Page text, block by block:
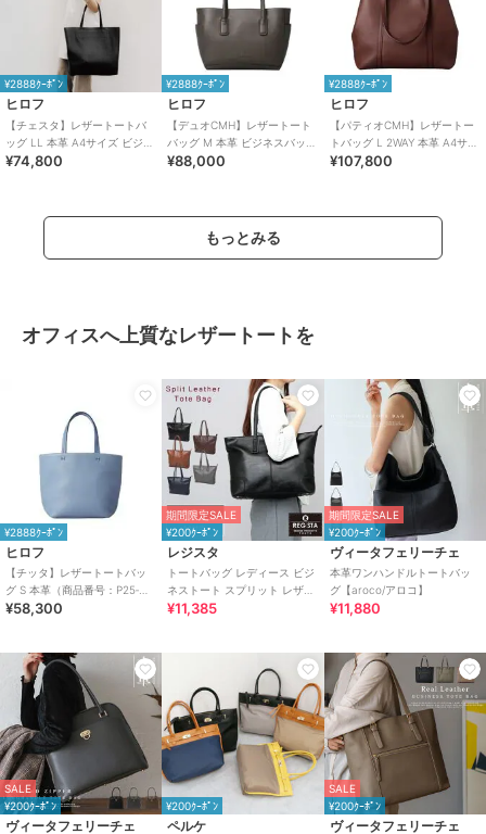
¥2888ｸｰﾎﾟﾝ
ヒロフ
【チェスタ】レザートートバ
ッグ LL 本革 A4サイズ ビジネ
スバッグ ※WEB限定（商品番
¥74,800
¥2888ｸｰﾎﾟﾝ
ヒロフ
【デュオCMH】レザートート
バッグ M 本革 ビジネスバッグ
（商品番号：P25-35435）
¥88,000
¥2888ｸｰﾎﾟﾝ
ヒロフ
【パティオCMH】レザートー
トバッグ L 2WAY 本革 A4サイ
ズ ビジネスバッグ（商品番
¥107,800
もっとみる
オフィスへ上質なレザートートを
¥2888ｸｰﾎﾟﾝ
ヒロフ
【チッタ】レザートートバッ
グ S 本革（商品番号：P25‐
35550）
¥58,300
期間限定SALE
¥200ｸｰﾎﾟﾝ
レジスタ
トートバッグ レディース ビジ
ネストート スプリット レザー
牛床革
¥11,385
期間限定SALE
¥200ｸｰﾎﾟﾝ
ヴィータフェリーチェ
本革ワンハンドルトートバッ
グ【aroco/アロコ】
¥11,880
SALE
¥200ｸｰﾎﾟﾝ
ヴィータフェリーチェ
¥200ｸｰﾎﾟﾝ
ペルケ
SALE
¥200ｸｰﾎﾟﾝ
ヴィータフェリーチェ